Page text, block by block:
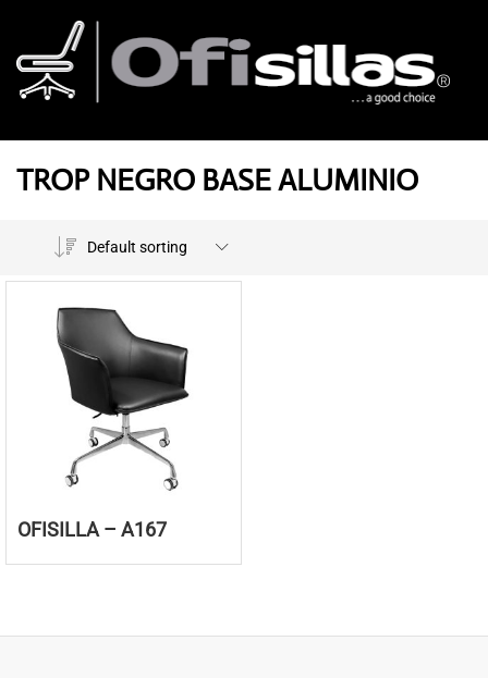
TROP NEGRO BASE ALUMINIO
Default sorting
OFISILLA – A167